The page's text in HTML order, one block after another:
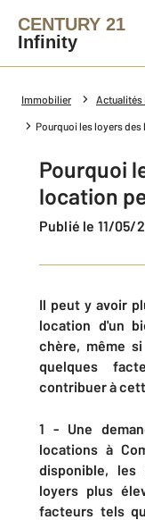
CENTURY 21
Infinity
Immobilier Actualités
Pourquoi les loyers
Pourquoi
location
Publié le 11/05/
Il peut y avoir
location d'un
chère, même
quelques
contribuer à
1 - Une
locations à
disponible,
loyers plus
facteurs tels